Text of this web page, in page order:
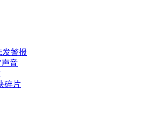
发警报
音
碎片